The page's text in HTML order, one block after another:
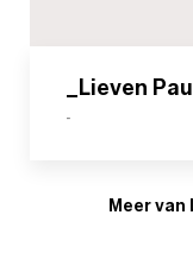
_Lieven
-
Meer van